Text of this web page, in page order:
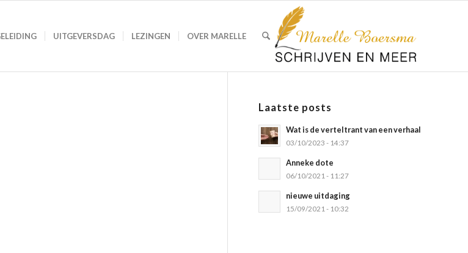
UITGEVERSDAG LEZINGEN OVER MARELLE
Laatste posts
Wat is de verteltrant van een verhaal
03/10/2023 - 14:37
Anneke dote
06/10/2021 - 11:27
nieuwe uitdaging
15/09/2021 - 10:32